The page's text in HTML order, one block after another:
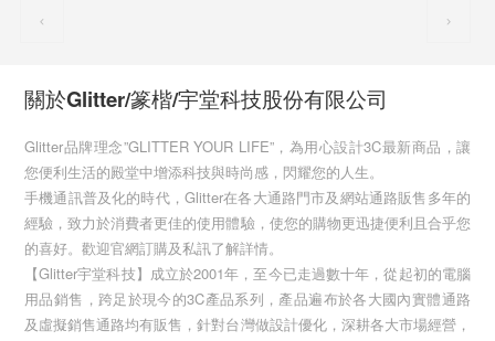
關於Glitter/篆楷/宇堂科技股份有限公司
Glitter品牌理念”GLITTER YOUR LIFE”，為用心設計3C最新商品，讓
您便利生活的殿堂中增添科技與時尚感，閃耀您的人生。
手機通訊普及化的時代，Glitter在各大通路門市及網站通路販售多年的
經驗，致力於消費者更佳的使用體驗，使您的購物更迅捷便利且合乎您
的喜好。歡迎官網訂購及私訊了解詳情。
【Glitter宇堂科技】成立於2001年，至今已走過數十年，從起初的電腦
用品銷售，跨足於現今的3C產品系列，產品遍布於各大國內實體通路
及虛擬銷售通路均有販售，針對台灣做設計優化，深耕各大市場經營，